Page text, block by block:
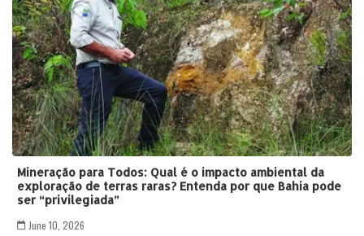
Mineração para Todos: Qual é o impacto ambiental da
exploração de terras raras? Entenda por que Bahia pode
ser “privilegiada”
June 10, 2026